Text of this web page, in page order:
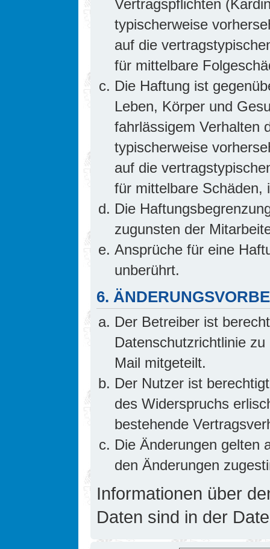
Vertragspflichten
typischerweise
auf die
für mittelbare
Die Haftung ist
Leben, Körper und
fahrlässigem Verhalten
typischerweise
auf die
für mittelbare Schäden,
Die
zugunsten der
Ansprüche für eine
unberührt.
6.
Der Betreiber ist
Datenschutzrichtlinie
Mail mitgeteilt.
Der Nutzer ist
des Widerspruchs
bestehende
Die Änderungen gelten
den Änderungen
Informationen über
Daten sind in der